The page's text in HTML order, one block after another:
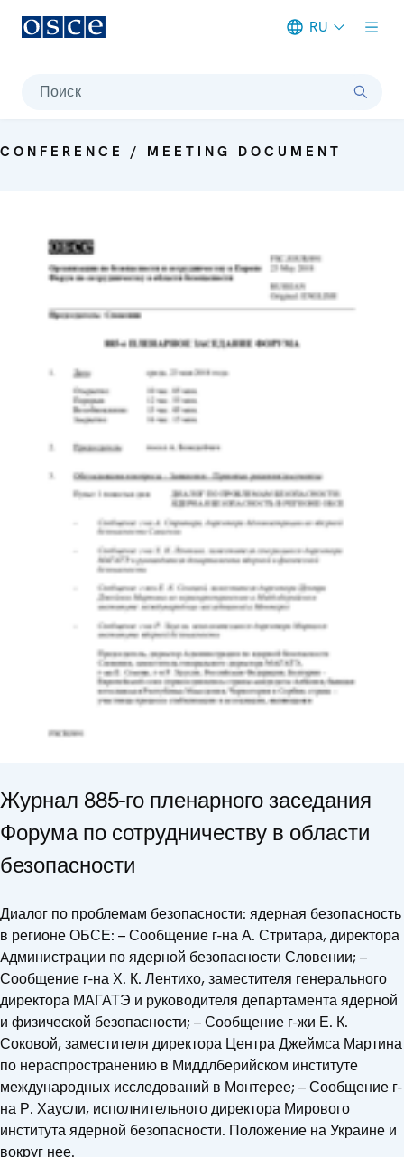
RU
Поиск
CONFERENCE / MEETING DOCUMENT
Журнал 885-го пленарного заседания
Форума по сотрудничеству в области
безопасности
Диалог по проблемам безопасности: ядерная безопасность
в регионе ОБСЕ: – Сообщение г-на А. Стритара, директора
Aдминистрации по ядерной безопасности Словении; –
Сообщение г-на Х. К. Лентихо, заместителя генерального
директора МАГАТЭ и руководителя департамента ядерной
и физической безопасности; – Сообщение г-жи Е. К.
Соковой, заместителя директора Центра Джеймса Мартина
по нераспространению в Миддлберийском институте
международных исследований в Монтерее; – Сообщение г-
на Р. Хаусли, исполнительного директора Мирового
института ядерной безопасности. Положение на Украине и
вокруг нее.